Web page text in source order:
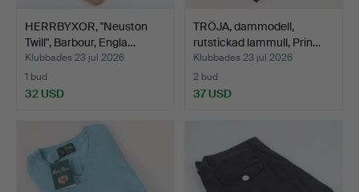
HERRBYXOR, "Neuston
Twill", Barbour, Engla…
Klubbades 23 jul 2026
1 bud
32 USD
TRÖJA, dammodell,
rutstickad lammull, Prin…
Klubbades 23 jul 2026
2 bud
37 USD